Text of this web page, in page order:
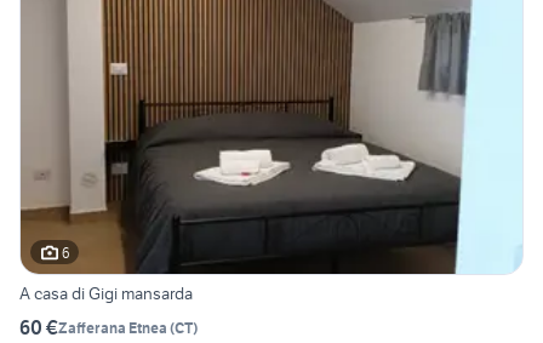
6
A casa di Gigi mansarda
60 €Zafferana Etnea (CT)